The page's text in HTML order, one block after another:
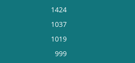
1424
1037
1019
999